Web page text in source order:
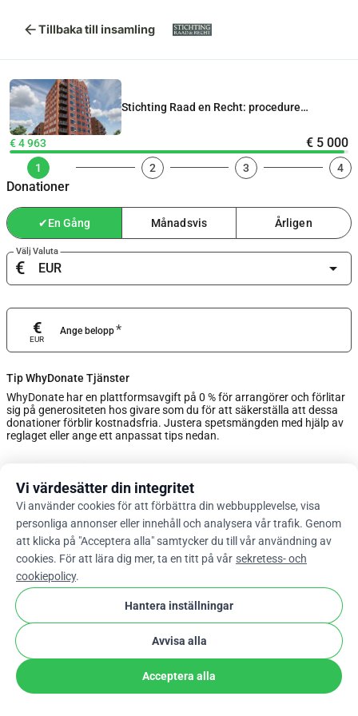
arrow_backTillbaka till insamling
Stichting Raad en Recht: procedure
€ 4 963
€ 5 000
1
Donationer
2 3 4
✔En Gång Månadsvis Årligen
Välj Valuta
€ arrow_drop_down
Ange belopp*
€
EUR
Tip WhyDonate Tjänster
WhyDonate har en plattformsavgift på 0 % för arrangörer och förlitar
sig på generositeten hos givare som du för att säkerställa att dessa
donationer förblir kostnadsfria. Justera spetsmängden med hjälp av
reglaget eller ange ett anpassat tips nedan.
Ange Anpassat tips
Nästa
Vi värdesätter din integritet
Vi använder cookies för att förbättra din webbupplevelse, visa
personliga annonser eller innehåll och analysera vår trafik. Genom
att klicka på "Acceptera alla" samtycker du till vår användning av
cookies. För att lära dig mer, ta en titt på vår sekretess- och
cookiepolicy.
Hantera inställningar
Avvisa alla
Acceptera alla